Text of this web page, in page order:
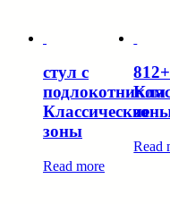
стул с
подлокотником
Классические
зоны
Read more
Read